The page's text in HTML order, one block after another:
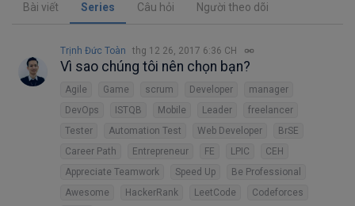
Bài viết Series Câu hỏi Người theo dõi
Trịnh Đức Toàn thg 12 26, 2017 6:36 CH
Vì sao chúng tôi nên chọn bạn?
Agile Game scrum Developer
manager
DevOps
ISTQB Mobile Leader
freelancer
Tester
Automation Test Web Developer
BrSE
Career Path
Entrepreneur FE LPIC
CEH
Appreciate Teamwork
Speed Up
Be Professional
Awesome
HackerRank LeetCode
Codeforces